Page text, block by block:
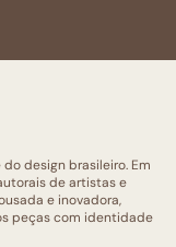
design brasileiro. Em
de artistas e
e inovadora,
peças com identidade